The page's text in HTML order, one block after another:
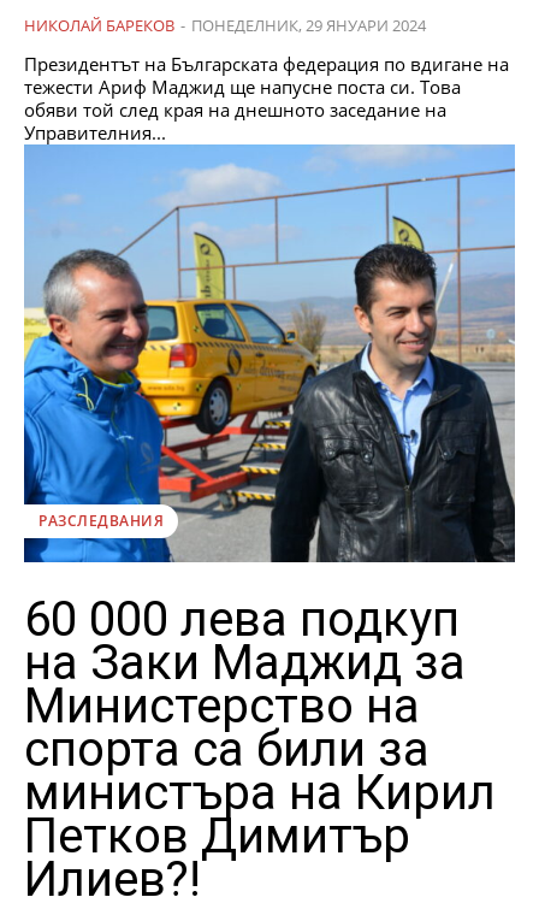
НИКОЛАЙ БАРЕКОВ - ПОНЕДЕЛНИК, 29 ЯНУАРИ 2024
Президентът на Българската федерация по вдигане на
тежести Ариф Маджид ще напусне поста си. Това
обяви той след края на днешното заседание на
Управителния...
РАЗСЛЕДВАНИЯ
60 000 лева подкуп
на Заки Маджид за
Министерство на
спорта са били за
министъра на Кирил
Петков Димитър
Илиев?!